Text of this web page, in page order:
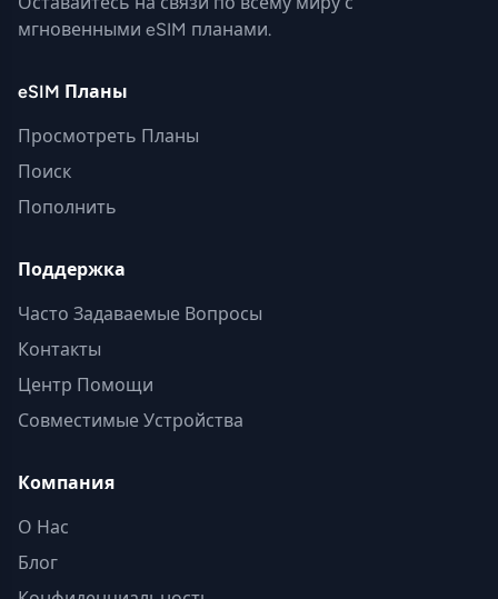
мгновенными eSIM планами.
eSIM Планы
Просмотреть Планы
Поиск
Пополнить
Поддержка
Часто Задаваемые Вопросы
Контакты
Центр Помощи
Совместимые Устройства
Компания
О Нас
Блог